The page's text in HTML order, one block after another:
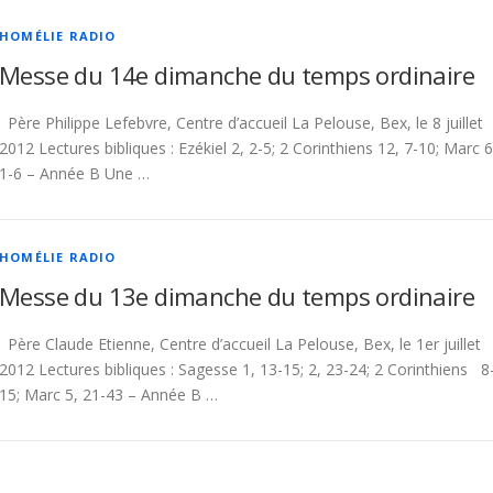
HOMÉLIE RADIO
Messe du 14e dimanche du temps ordinaire
Père Philippe Lefebvre, Centre d’accueil La Pelouse, Bex, le 8 juillet
2012 Lectures bibliques : Ezékiel 2, 2-5; 2 Corinthiens 12, 7-10; Marc
1-6 – Année B Une …
HOMÉLIE RADIO
Messe du 13e dimanche du temps ordinaire
Père Claude Etienne, Centre d’accueil La Pelouse, Bex, le 1er juillet
2012 Lectures bibliques : Sagesse 1, 13-15; 2, 23-24; 2 Corinthiens
15; Marc 5, 21-43 – Année B …